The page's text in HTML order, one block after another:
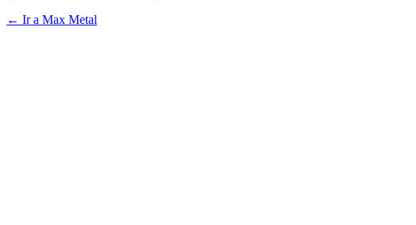
← Ir a Max Metal